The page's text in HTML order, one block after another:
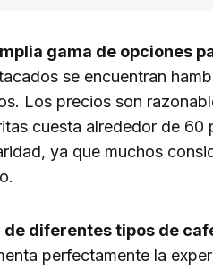
gama de opciones
se encuentran
Los precios son
cuesta alrededor de 60
ya que muchos
diferentes tipos de
perfectamente la